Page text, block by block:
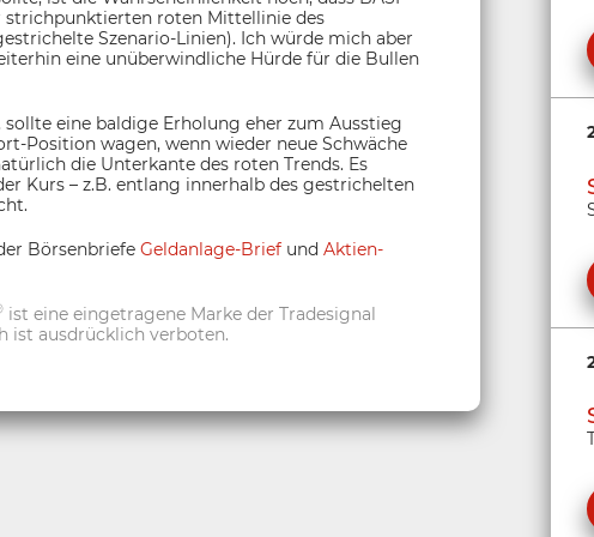
strichpunktierten roten Mittellinie des
Szenario-Linien). Ich würde mich aber
eine unüberwindliche Hürde für die Bullen
eine baldige Erholung eher zum Ausstieg
Position wagen, wenn wieder neue Schwäche
die Unterkante des roten Trends. Es
Kurs – z.B. entlang innerhalb des gestrichelten
Börsenbriefe Geldanlage-Brief und Aktien-
ist eine eingetragene Marke der Tradesignal
ist ausdrücklich verboten.